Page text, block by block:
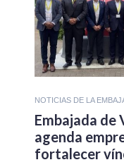
NOTICIAS DE LA
Embajada de
agenda
fortalecer